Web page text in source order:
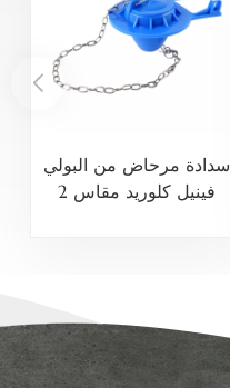
سدادة مرحاض من البولي
فينيل كلوريد مقاس 2